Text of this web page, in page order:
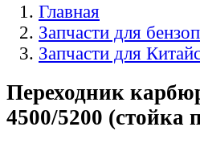
Главная
Запчасти для
Запчасти для
Переходник
4500/5200 (стойка